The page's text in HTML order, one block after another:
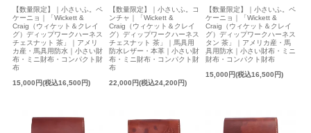
【数量限定】｜小さいふ。ペ
ケーニョ｜「Wickett &
Craig（ウィケット＆クレイ
グ）ディップワークハーネス
チェスナット 茶」｜アメリ
カ産・馬具用防水｜小さい財
布・ミニ財布・コンパクト財
布
15,000円(税込16,500円)
【数量限定】｜小さいふ。コ
ンチャ｜「Wickett &
Craig（ウィケット＆クレイ
グ）ディップワークハーネス
チェスナット 茶」｜馬具用
防水レザー・本革｜小さい財
布・ミニ財布・コンパクト財
布
22,000円(税込24,200円)
【数量限定】｜小さいふ。ペ
ケーニョ｜「Wickett &
Craig（ウィケット＆クレイ
グ）ディップワークハーネス
タン 茶」｜アメリカ産・馬
具用防水｜小さい財布・ミニ
財布・コンパクト財布
15,000円(税込16,500円)